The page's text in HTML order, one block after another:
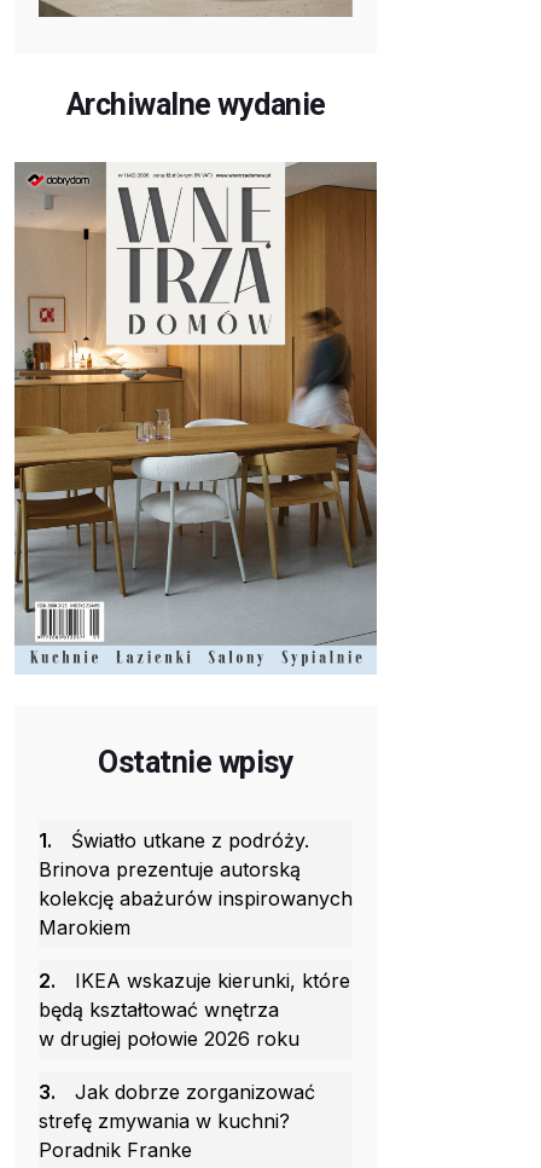
Archiwalne wydanie
Ostatnie wpisy
1.
Światło utkane z podróży.
Brinova prezentuje autorską
kolekcję abażurów inspirowanych
Marokiem
2.
IKEA wskazuje kierunki, które
będą kształtować wnętrza
w drugiej połowie 2026 roku
3.
Jak dobrze zorganizować
strefę zmywania w kuchni?
Poradnik Franke